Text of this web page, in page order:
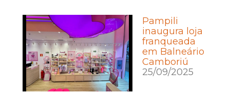
Pampili
inaugura loja
franqueada
em Balneário
Camboriú
25/09/2025